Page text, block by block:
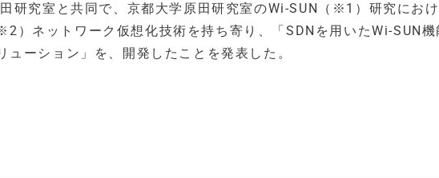
研究室と共同で、京都大学原田研究室のWi-SUN（※1）研究にお
）ネットワーク仮想化技術を持ち寄り、「SDNを用いたWi-SUN機
ーション」を、開発したことを発表した。